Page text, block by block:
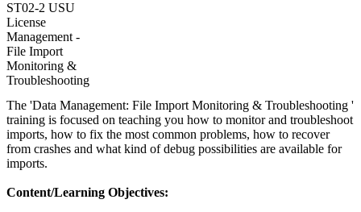
ST02-2 USU
License
Management -
File Import
Monitoring &
Troubleshooting
The 'Data Management: File Import Monitoring & Troubleshooting '
training is focused on teaching you how to monitor and troubleshoot
imports, how to fix the most common problems, how to recover
from crashes and what kind of debug possibilities are available for
imports.
Content/Learning Objectives: